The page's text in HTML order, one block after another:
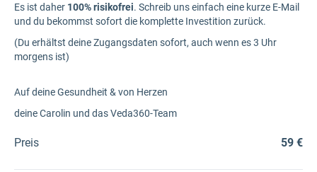
Es ist daher 100% risikofrei. Schreib uns einfach eine kurze E-Mail
und du bekommst sofort die komplette Investition zurück.
(Du erhältst deine Zugangsdaten sofort, auch wenn es 3 Uhr
morgens ist)
Auf deine Gesundheit & von Herzen
deine Carolin und das Veda360-Team
Preis 59 €